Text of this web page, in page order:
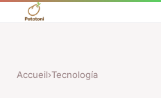
Accueil›Tecnología